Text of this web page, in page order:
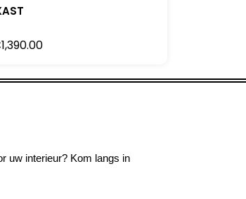
1,390.00
uw interieur? Kom langs in